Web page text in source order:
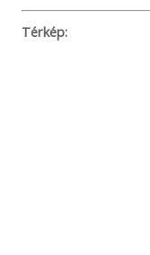
Térkép: